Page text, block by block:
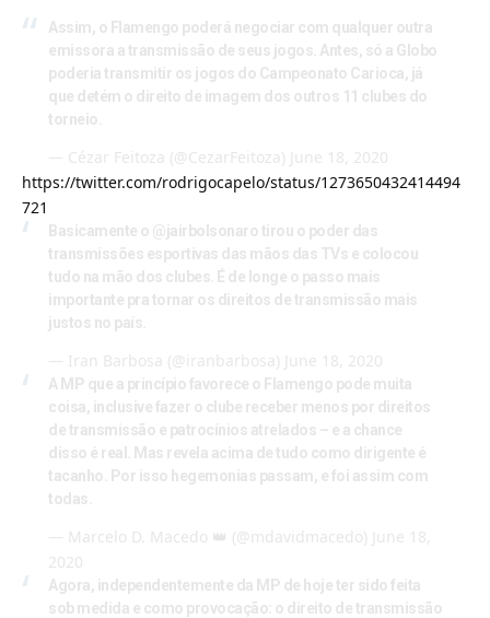
Assim, o Flamengo poderá negociar com qualquer outra
emissora a transmissão de seus jogos. Antes, só a Globo
poderia transmitir os jogos do Campeonato Carioca, já
que detém o direito de imagem dos outros 11 clubes do
torneio.
— Cézar Feitoza (@CezarFeitoza)
June 18, 2020
https://twitter.com/rodrigocapelo/status/1273650432414494
721
Basicamente o @jairbolsonaro tirou o poder das
transmissões esportivas das mãos das TVs e colocou
tudo na mão dos clubes. É de longe o passo mais
importante pra tornar os direitos de transmissão mais
justos no país.
— Iran Barbosa (@iranbarbosa) June 18, 2020
A MP que a princípio favorece o Flamengo pode muita
coisa, inclusive fazer o clube receber menos por direitos
de transmissão e patrocínios atrelados – e a chance
disso é real. Mas revela acima de tudo como dirigente é
tacanho. Por isso hegemonias passam, e foi assim com
todas.
— Marcelo D. Macedo 👑 (@mdavidmacedo)
June 18,
2020
Agora, independentemente da MP de hoje ter sido feita
sob medida e como provocação: o direito de transmissão